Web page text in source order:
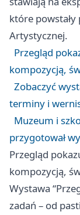
które powstały
Artystycznej.
Przegląd
kompozycją,
Zobaczyć
terminy i
Muzeum i
przygotował
Przegląd
kompozycją,
Wystawa
zadań – od